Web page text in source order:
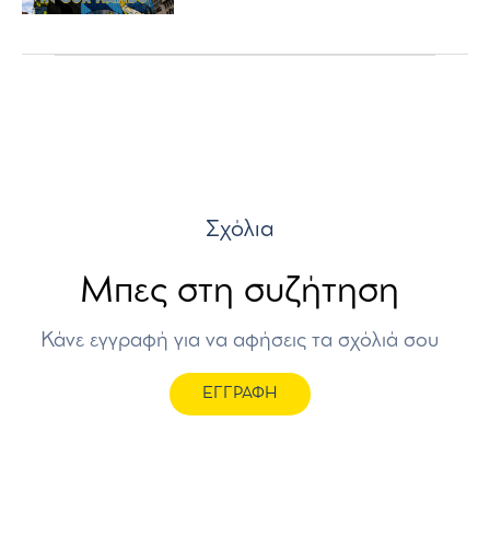
Σχόλια
Μπες στη συζήτηση
Κάνε εγγραφή για να αφήσεις τα σχόλιά σου
ΕΓΓΡΑΦΗ